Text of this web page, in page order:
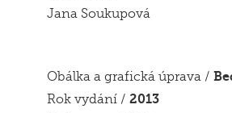
Jana Soukupová
Obálka a grafická úprava /
Rok vydání / 2013